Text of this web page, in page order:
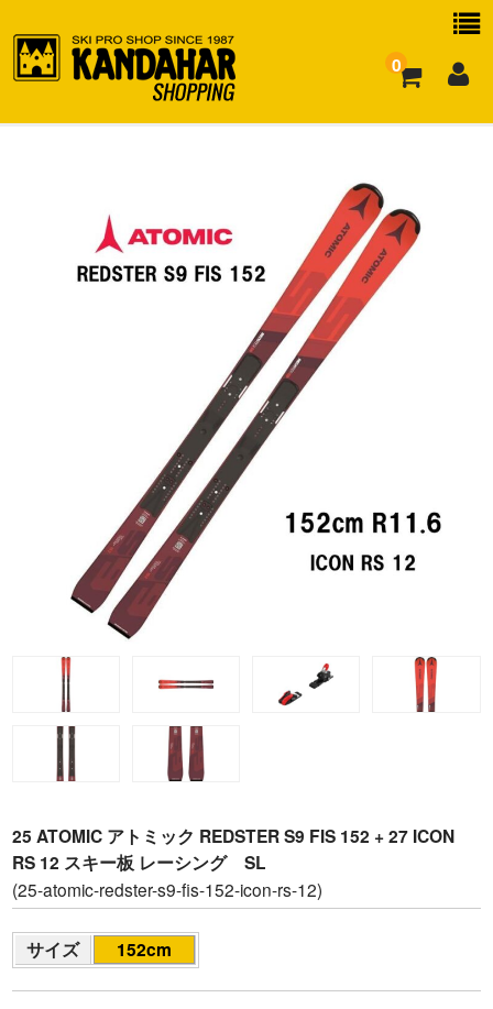
0
よくある質問
25 ATOMIC アトミック REDSTER S9 FIS 152 + 27 ICON
RS 12 スキー板 レーシング SL
(25-atomic-redster-s9-fis-152-icon-rs-12)
サイズ 152cm